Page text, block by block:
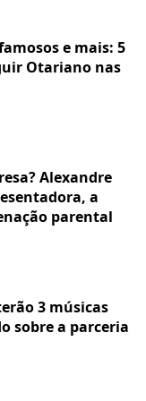
e mais: 5
Otariano nas
Alexandre
a
parental
3 músicas
sobre a parceria